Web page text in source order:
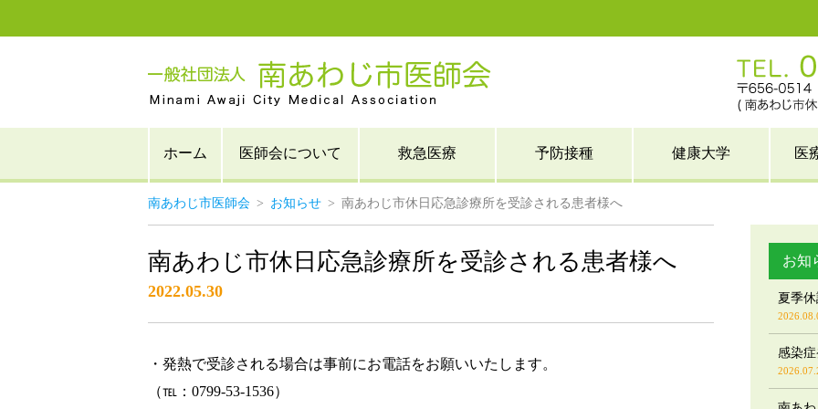
ホーム 医師会について 救急医療 予防接種 健康大学 医
南あわじ市医師会 > お知らせ > 南あわじ市休日応急診療所を受診される患者様へ
南あわじ市休日応急診療所を受診される患者様へ
2022.05.30
・発熱で受診される場合は事前にお電話をお願いいたします。
（℡：0799-53-1536）
お知
夏季
感染